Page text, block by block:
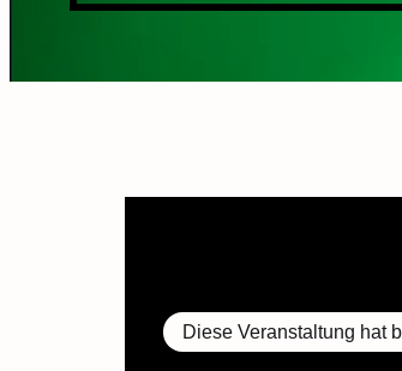
Diese Veranstaltung hat